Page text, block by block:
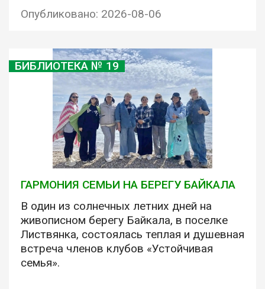
Опубликовано: 2026-08-06
БИБЛИОТЕКА № 19
ГАРМОНИЯ СЕМЬИ НА БЕРЕГУ БАЙКАЛА
В один из солнечных летних дней на
живописном берегу Байкала, в поселке
Листвянка, состоялась теплая и душевная
встреча членов клубов «Устойчивая
семья».